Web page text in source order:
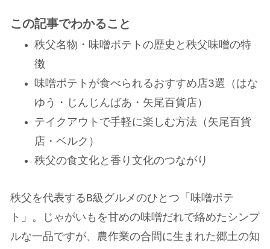
この記事でわかること
秩父名物・味噌ポテトの歴史と秩父味噌の特
徴
味噌ポテトが食べられるおすすめ店3選（はな
ゆう・じんじんばあ・矢尾百貨店）
テイクアウトで手軽に楽しむ方法（矢尾百貨
店・ベルク）
秩父の食文化と香り文化のつながり
秩父を代表するB級グルメのひとつ「味噌ポテ
ト」。じゃがいもを甘めの味噌だれで絡めたシンプ
ルな一品ですが、農作業の合間に生まれた郷土の知